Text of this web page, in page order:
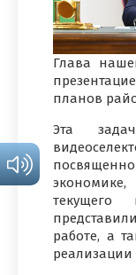
Глава
планов
Эта
экономике,
текущего
работе, а
реализации